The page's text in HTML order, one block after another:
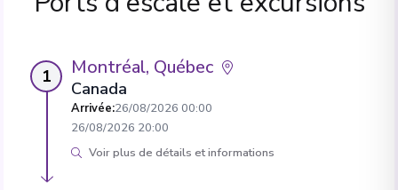
1 Montréal, Québec
Canada
Arrivée:26/08/2026 00:00
26/08/2026 20:00
Voir plus de détails et informations